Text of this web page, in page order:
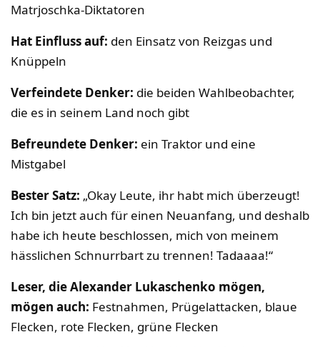
Matrjoschka-Diktatoren
Hat Einfluss auf: den Einsatz von Reizgas und
Knüppeln
Verfeindete Denker: die beiden Wahlbeobachter,
die es in seinem Land noch gibt
Befreundete Denker: ein Traktor und eine
Mistgabel
Bester Satz: „Okay Leute, ihr habt mich überzeugt!
Ich bin jetzt auch für einen Neuanfang, und deshalb
habe ich heute beschlossen, mich von meinem
hässlichen Schnurrbart zu trennen! Tadaaaa!“
Leser, die Alexander Lukaschenko mögen,
mögen auch: Festnahmen, Prügelattacken, blaue
Flecken, rote Flecken, grüne Flecken